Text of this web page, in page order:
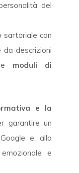
del
sartoriale con
da descrizioni
e moduli di
e la
garantire un
e, allo
e